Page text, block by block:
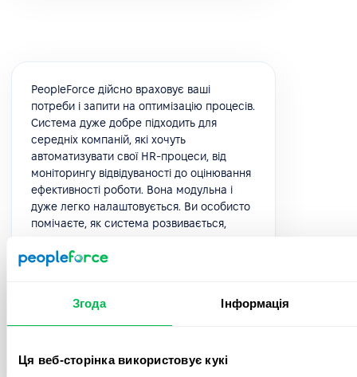
Згода Інформація
Ця веб-сторінка використовує кукі
PeopleForce дійсно враховує ваші
потреби і запити на оптимізацію процесів.
Система дуже добре підходить для
середніх компаній, які хочуть
автоматизувати свої HR-процеси, від
моніторингу відвідуваності до оцінювання
ефективності роботи. Вона модульна і
дуже легко налаштовується. Ви особисто
помічаєте, як система розвивається,
Анастасія Л.